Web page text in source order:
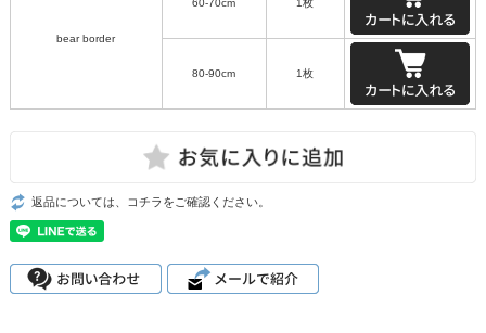
bear border
60-70cm 1枚
80-90cm 1枚
返品については、コチラをご確認ください。